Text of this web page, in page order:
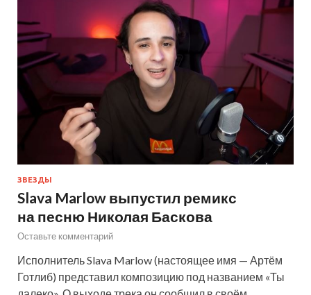
ЗВЕЗДЫ
Slava Marlow выпустил ремикс
на песню Николая Баскова
Оставьте комментарий
Исполнитель Slava Marlow (настоящее имя — Артём
Готлиб) представил композицию под названием «Ты